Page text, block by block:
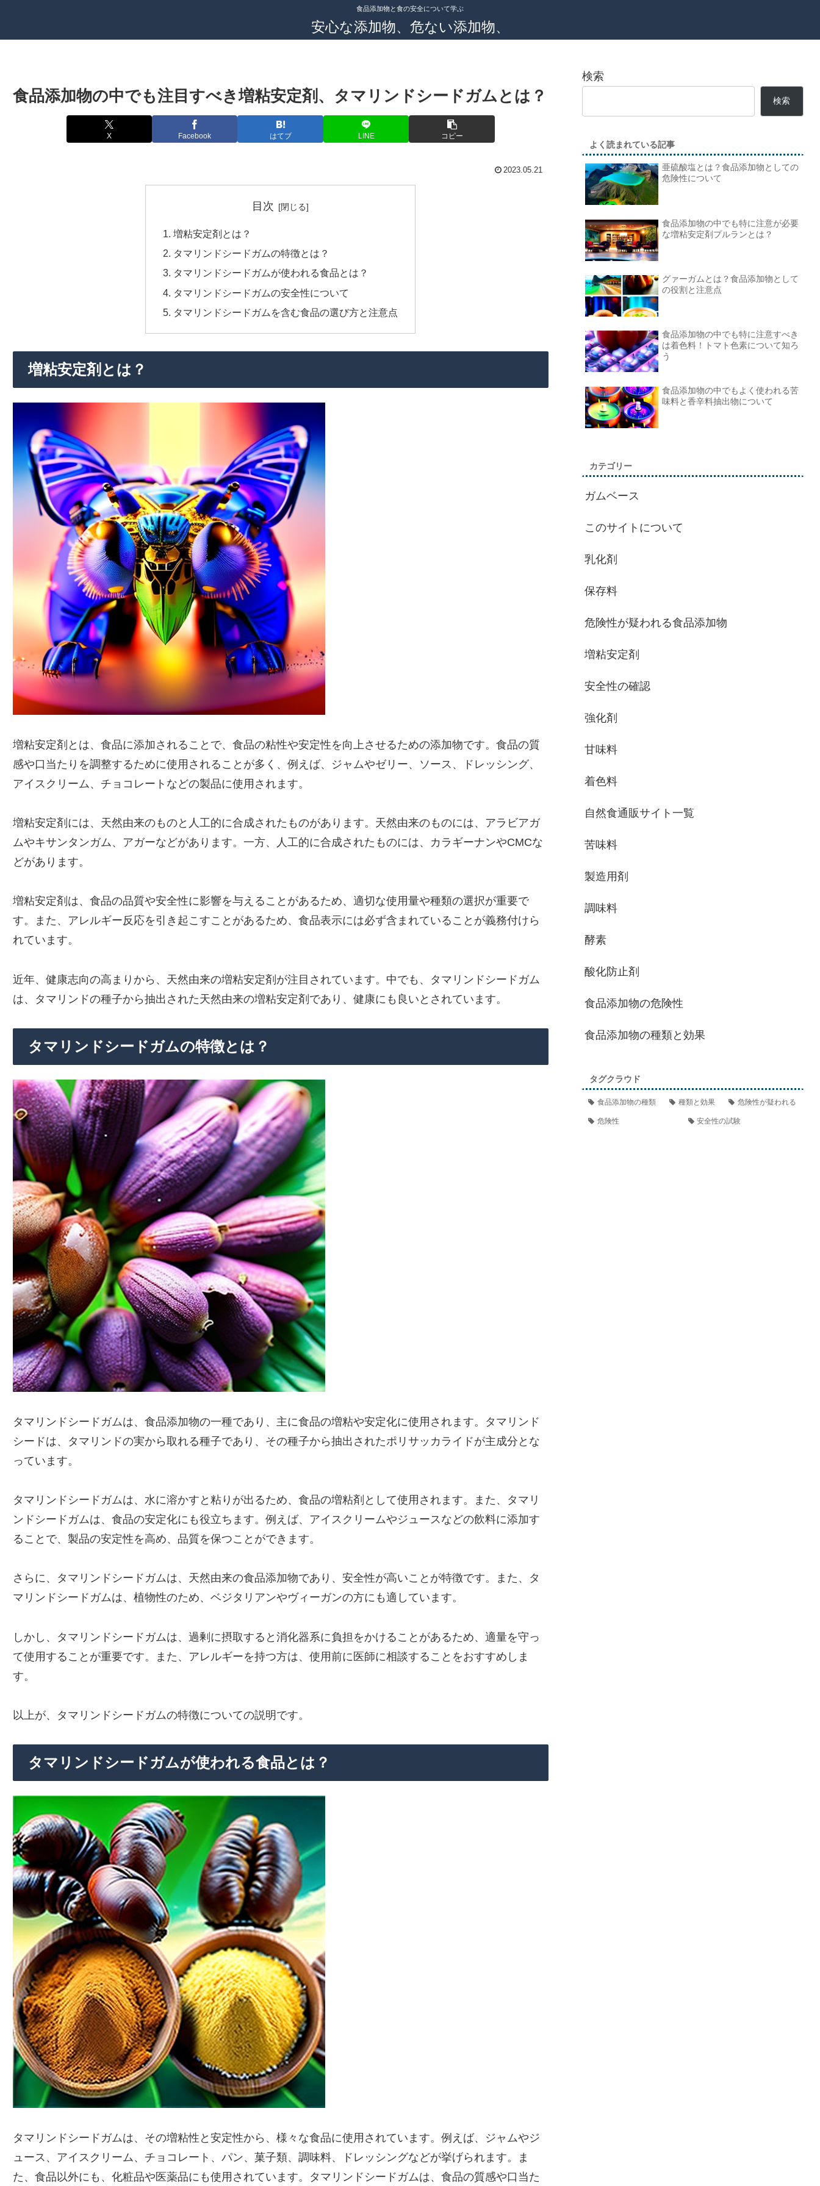
食品添加物と食の安全について学ぶ
安心な添加物、危ない添加物、
食品添加物の中でも注目すべき増粘安定剤、タマリンドシードガムとは？
X Facebook はてブ LINE コピー
2023.05.21
目次
増粘安定剤とは？
タマリンドシードガムの特徴とは？
タマリンドシードガムが使われる食品とは？
タマリンドシードガムの安全性について
タマリンドシードガムを含む食品の選び方と注意点
増粘安定剤とは？
増粘安定剤とは、食品に添加されることで、食品の粘性や安定性を向上させるための添加物です。食品の質
感や口当たりを調整するために使用されることが多く、例えば、ジャムやゼリー、ソース、ドレッシング、
アイスクリーム、チョコレートなどの製品に使用されます。
増粘安定剤には、天然由来のものと人工的に合成されたものがあります。天然由来のものには、アラビアガ
ムやキサンタンガム、アガーなどがあります。一方、人工的に合成されたものには、カラギーナンやCMCな
どがあります。
増粘安定剤は、食品の品質や安全性に影響を与えることがあるため、適切な使用量や種類の選択が重要で
す。また、アレルギー反応を引き起こすことがあるため、食品表示には必ず含まれていることが義務付けら
れています。
近年、健康志向の高まりから、天然由来の増粘安定剤が注目されています。中でも、タマリンドシードガム
は、タマリンドの種子から抽出された天然由来の増粘安定剤であり、健康にも良いとされています。
タマリンドシードガムの特徴とは？
タマリンドシードガムは、食品添加物の一種であり、主に食品の増粘や安定化に使用されます。タマリンド
シードは、タマリンドの実から取れる種子であり、その種子から抽出されたポリサッカライドが主成分とな
っています。
タマリンドシードガムは、水に溶かすと粘りが出るため、食品の増粘剤として使用されます。また、タマリ
ンドシードガムは、食品の安定化にも役立ちます。例えば、アイスクリームやジュースなどの飲料に添加す
ることで、製品の安定性を高め、品質を保つことができます。
さらに、タマリンドシードガムは、天然由来の食品添加物であり、安全性が高いことが特徴です。また、タ
マリンドシードガムは、植物性のため、ベジタリアンやヴィーガンの方にも適しています。
しかし、タマリンドシードガムは、過剰に摂取すると消化器系に負担をかけることがあるため、適量を守っ
て使用することが重要です。また、アレルギーを持つ方は、使用前に医師に相談することをおすすめしま
す。
以上が、タマリンドシードガムの特徴についての説明です。
タマリンドシードガムが使われる食品とは？
タマリンドシードガムは、その増粘性と安定性から、様々な食品に使用されています。例えば、ジャムやジ
ュース、アイスクリーム、チョコレート、パン、菓子類、調味料、ドレッシングなどが挙げられます。ま
た、食品以外にも、化粧品や医薬品にも使用されています。タマリンドシードガムは、食品の質感や口当た
検索
検索
よく読まれている記事
亜硫酸塩とは？食品添加物としての
危険性について
食品添加物の中でも特に注意が必要
な増粘安定剤プルランとは？
グァーガムとは？食品添加物として
の役割と注意点
食品添加物の中でも特に注意すべき
は着色料！トマト色素について知ろ
う
食品添加物の中でもよく使われる苦
味料と香辛料抽出物について
カテゴリー
ガムベース
このサイトについて
乳化剤
保存料
危険性が疑われる食品添加物
増粘安定剤
安全性の確認
強化剤
甘味料
着色料
自然食通販サイト一覧
苦味料
製造用剤
調味料
酵素
酸化防止剤
食品添加物の危険性
食品添加物の種類と効果
タグクラウド
食品添加物の種類 種類と効果 危険性が疑われる
危険性 安全性の試験